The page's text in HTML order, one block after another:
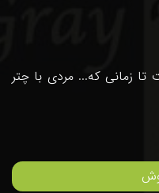
زمانی که... مردی با چتر